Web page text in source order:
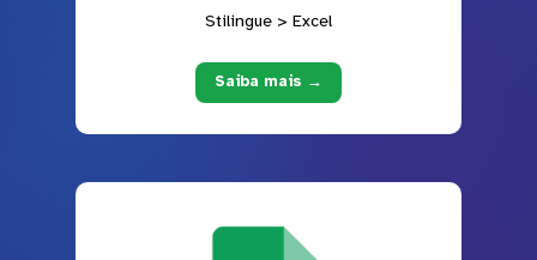
Stilingue > Excel
Saiba mais →